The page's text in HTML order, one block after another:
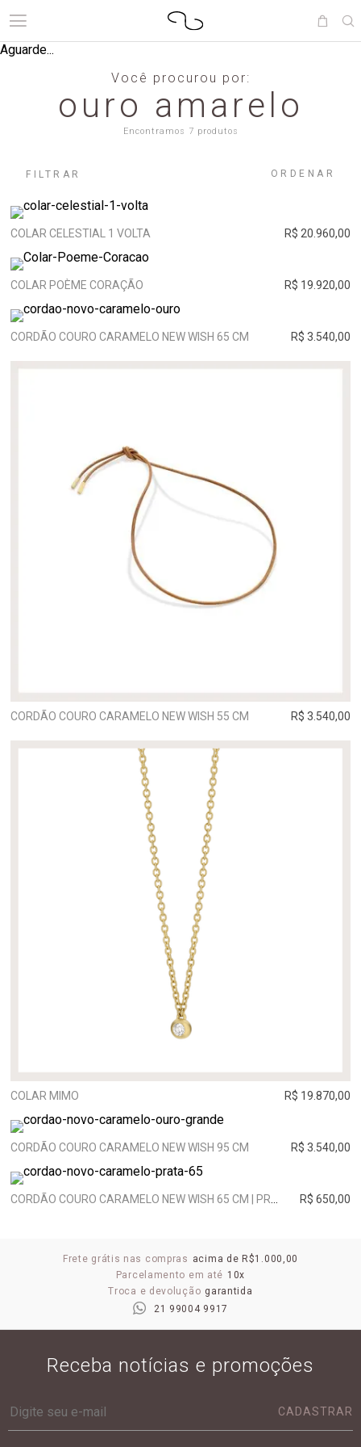
Aguarde...
Você procurou por:
ouro amarelo
Encontramos 7 produtos
FILTRAR ORDENAR
COLAR CELESTIAL 1 VOLTA R$ 20.960,00
COLAR POÈME CORAÇÃO R$ 19.920,00
CORDÃO COURO CARAMELO NEW WISH 65 CM R$ 3.540,00
CORDÃO COURO CARAMELO NEW WISH 55 CM R$ 3.540,00
COLAR MIMO R$ 19.870,00
CORDÃO COURO CARAMELO NEW WISH 95 CM R$ 3.540,00
R$ 650,00
Frete grátis nas compras acima de R$1.000,00
Parcelamento em até 10x
Troca e devolução garantida
21 99004 9917
Receba notícias e promoções
CADASTRAR